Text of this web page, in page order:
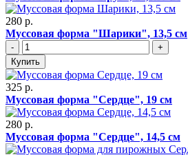
280 р.
Муссовая форма "Шарики", 13,5 см
-
+
Купить
325 р.
Муссовая форма "Сердце", 19 см
280 р.
Муссовая форма "Сердце", 14,5 см